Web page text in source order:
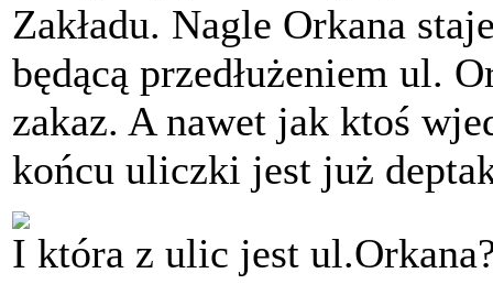
Zakładu. Nagle Orkana
będącą przedłużeniem ul.
zakaz. A nawet jak ktoś
końcu uliczki jest już
I która z ulic jest